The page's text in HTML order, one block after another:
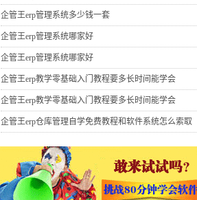
企管王erp管理系统多少钱一套
企管王erp管理系统哪家好
企管王erp管理系统哪家好
企管王erp教学零基础入门教程要多长时间能学会
企管王erp教学零基础入门教程要多长时间能学会
企管王erp仓库管理自学免费教程和软件系统怎么索取